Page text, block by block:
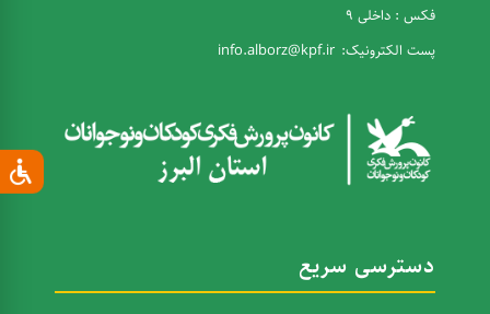
فکس : داخلی 9
پست الکترونیک: info.alborz@kpf.ir
دسترسی سریع